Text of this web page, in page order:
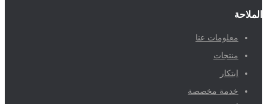
الملاحة
معلومات عنا
منتجات
ابتكار
خدمة مخصصة